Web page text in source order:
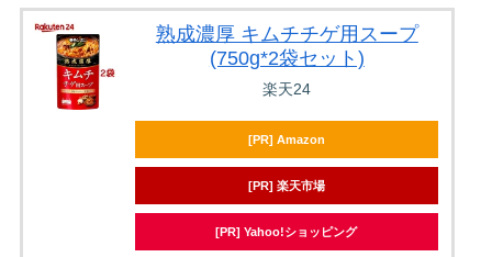
熟成濃厚 キムチチゲ用スープ
(750g*2袋セット)
楽天24
[PR] Amazon
[PR] 楽天市場
[PR] Yahoo!ショッピング